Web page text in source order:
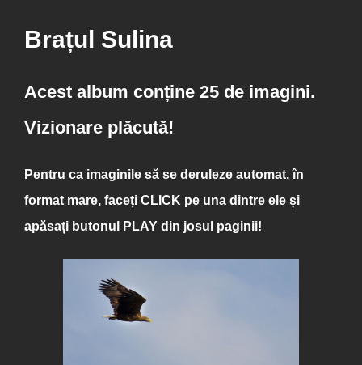
Brațul Sulina
Acest album conține 25 de imagini.
Vizionare plăcută!
Pentru ca imaginile să se deruleze automat, în
format mare, faceți CLICK pe una dintre ele și
apăsați butonul
PLAY din josul paginii!